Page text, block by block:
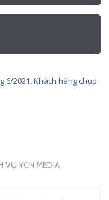
6/2021,Khách hàng chụp
VỤ YCN MEDIA